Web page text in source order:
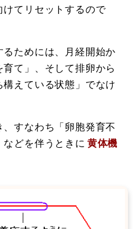
てリセットするので
ためには、月経開始か
て」、そして排卵から
えている状態」でなけ
すなわち「卵胞発育不
どを伴うときに 黄体機